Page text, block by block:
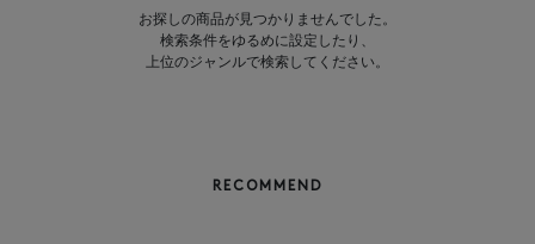
お探しの商品が見つかりませんでした。
検索条件をゆるめに設定したり、
上位のジャンルで検索してください。
RECOMMEND